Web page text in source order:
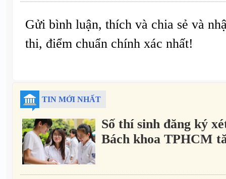
Gửi bình luận, thích và chia sẻ và
thi, điểm chuẩn chính xác nhất!
TIN MỚI NHẤT
Số thí sinh đăng ký
Bách khoa TPHCM